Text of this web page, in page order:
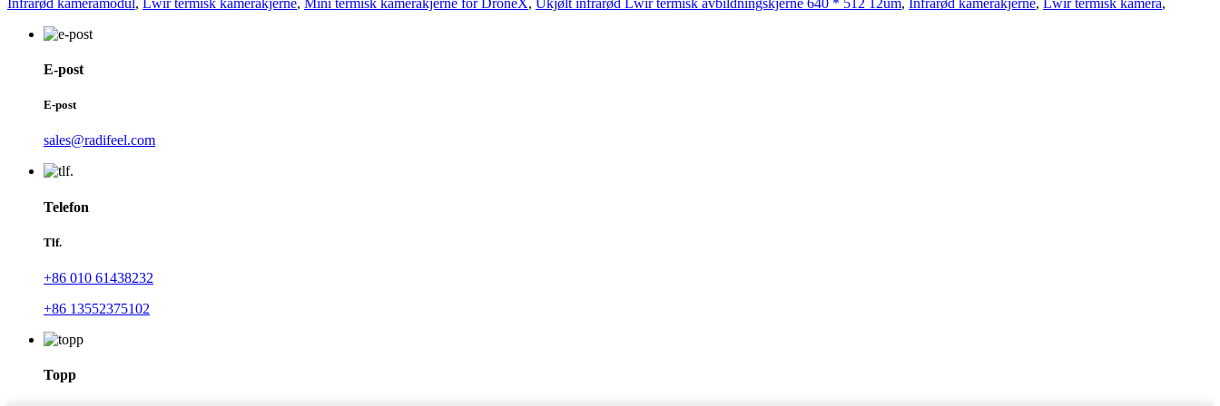
E-post
E-post
sales@radifeel.com
Telefon
Tlf.
+86 010 61438232
+86 13552375102
Topp